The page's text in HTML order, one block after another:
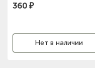
360 ₽
Нет в наличии